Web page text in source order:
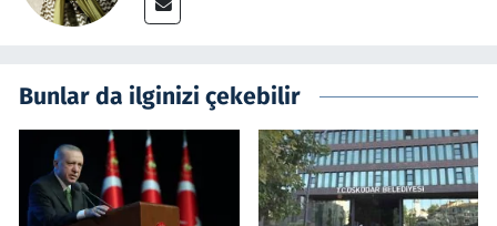
Bunlar da ilginizi çekebilir